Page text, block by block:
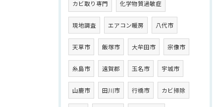
カビ取り専門 化学物質過敏症
現地調査 エアコン暖房 八代市
天草市 飯塚市 大牟田市 宗像市
糸島市 遠賀郡 玉名市 宇城市
山鹿市 田川市 行橋市 カビ掃除